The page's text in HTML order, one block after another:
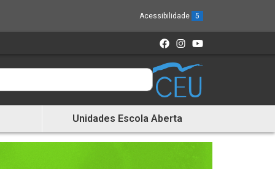
Acessibilidade 5
Unidades Escola Aberta